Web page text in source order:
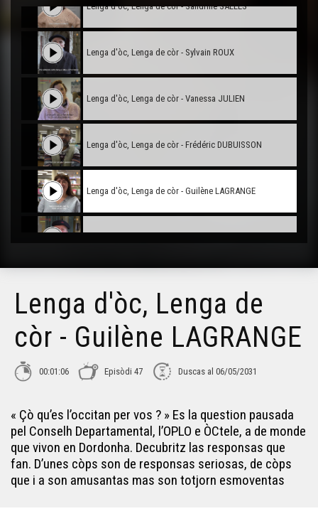
Lenga d'òc, Lenga de còr - Sandrine SALLES
Lenga d'òc, Lenga de còr - Sylvain ROUX
Lenga d'òc, Lenga de còr - Vanessa JULIEN
Lenga d'òc, Lenga de còr - Frédéric DUBUISSON
Lenga d'òc, Lenga de còr - Guilène LAGRANGE
Lenga d'òc, Lenga de còr - Baptiste LAGRANGE
Lenga d'òc, Lenga de còr - Delphine FRIOT
Lenga d'òc, Lenga de còr - Fabienne GABILLARD
Lenga d'òc, Lenga de còr - Françoise ANDRIEUX
Lenga d'òc, Lenga de
còr - Guilène LAGRANGE
00:01:06 Episòdi 47 Duscas al 06/05/2031
« Çò qu’es l’occitan per vos ? » Es la question pausada
pel Conselh Departamental, l’OPLO e ÒCtele, a de monde
que vivon en Dordonha. Decubritz las responsas que
fan. D’unes còps son de responsas seriosas, de còps
que i a son amusantas mas son totjorn esmoventas